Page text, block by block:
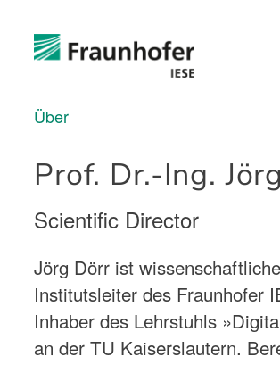
Über
Prof. Dr.-Ing.
Scientific Director
Jörg Dörr ist
Institutsleiter des Fraunhofer
Inhaber des Lehrstuhls
an der TU Kaiserslautern.